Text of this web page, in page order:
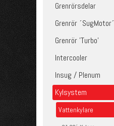
Grenrörsdelar
Grenrör ´SugMotor´
Grenrör 'Turbo'
Intercooler
Insug / Plenum
Kylsystem
Vattenkylare